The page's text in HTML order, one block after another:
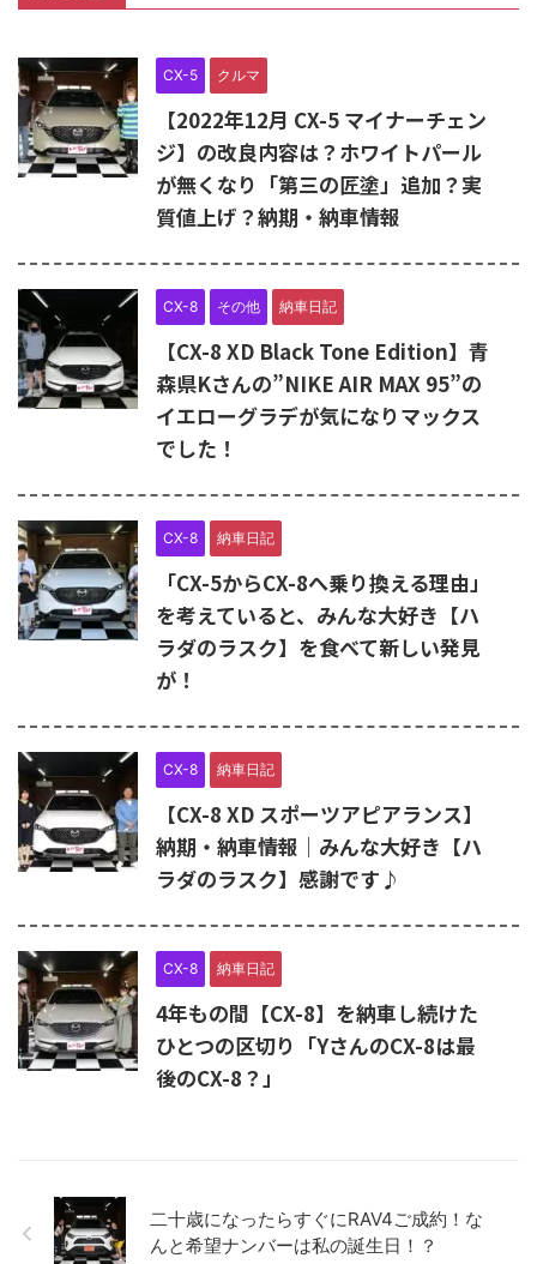
CX-5 クルマ
【2022年12月 CX-5 マイナーチェン
ジ】の改良内容は？ホワイトパール
が無くなり「第三の匠塗」追加？実
質値上げ？納期・納車情報
CX-8 その他 納車日記
【CX-8 XD Black Tone Edition】青
森県Kさんの”NIKE AIR MAX 95”の
イエローグラデが気になりマックス
でした！
CX-8 納車日記
「CX-5からCX-8へ乗り換える理由」
を考えていると、みんな大好き【ハ
ラダのラスク】を食べて新しい発見
が！
CX-8 納車日記
【CX-8 XD スポーツアピアランス】
納期・納車情報｜みんな大好き【ハ
ラダのラスク】感謝です♪
CX-8 納車日記
4年もの間【CX-8】を納車し続けた
ひとつの区切り「YさんのCX-8は最
後のCX-8？」
二十歳になったらすぐにRAV4ご成約！な
んと希望ナンバーは私の誕生日！？